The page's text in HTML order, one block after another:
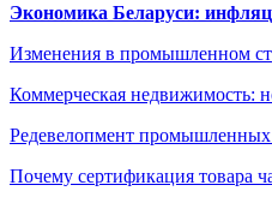
Экономика Беларуси:
Изменения в промышленном
Коммерческая недвижимость:
Редевелопмент промышленных
Почему сертификация товара